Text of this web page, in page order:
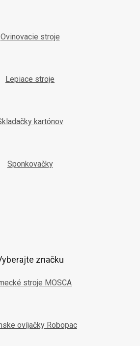
Ovinovacie stroje
Lepiace stroje
kartónov
Sponkovačky
značku
stroje MOSCA
ovíjačky Robopac